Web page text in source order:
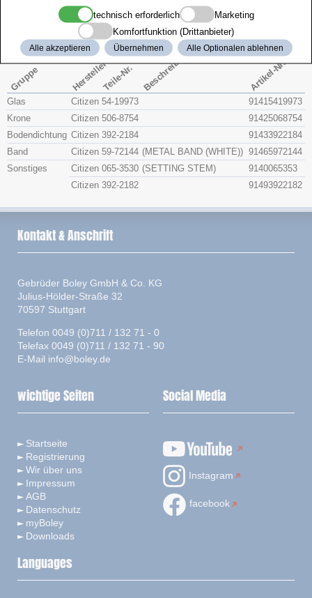
Citizen 4-S00381
Gruppe HerstellerTeile-Nr. Beschreibung Artikel-Nr.
Glas Citizen 54-19973
91415419973
Krone
Citizen 506-8754
91425068754
Bodendichtung Citizen 392-2184
91433922184
Band
Citizen 59-72144 (METAL BAND (WHITE)) 91465972144
Sonstiges
Citizen 065-3530 (SETTING STEM)
9140065353
Citizen 392-2182 91493922182
technisch erforderlich
Marketing
Komfortfunktion (Drittanbieter)
Alle akzeptieren Übernehmen Alle Optionalen ablehnen
Kontakt & Anschrift
Gebrüder Boley GmbH & Co. KG
Julius-Hölder-Straße 32
70597 Stuttgart
Telefon 0049 (0)711 / 132 71 - 0
Telefax 0049 (0)711 / 132 71 - 90
E-Mail info@boley.de
wichtige Seiten
Startseite
Registrierung
Wir über uns
Impressum
AGB
Datenschutz
myBoley
Downloads
Social Media
Instagram
facebook
Languages